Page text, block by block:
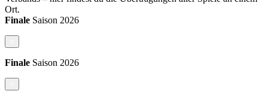
Ort.
Finale Saison 2026
Finale Saison 2026